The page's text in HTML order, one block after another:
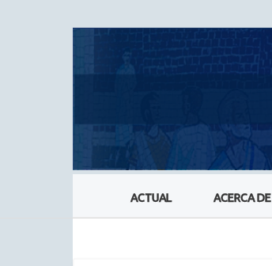
ACTUAL ACERCA DE